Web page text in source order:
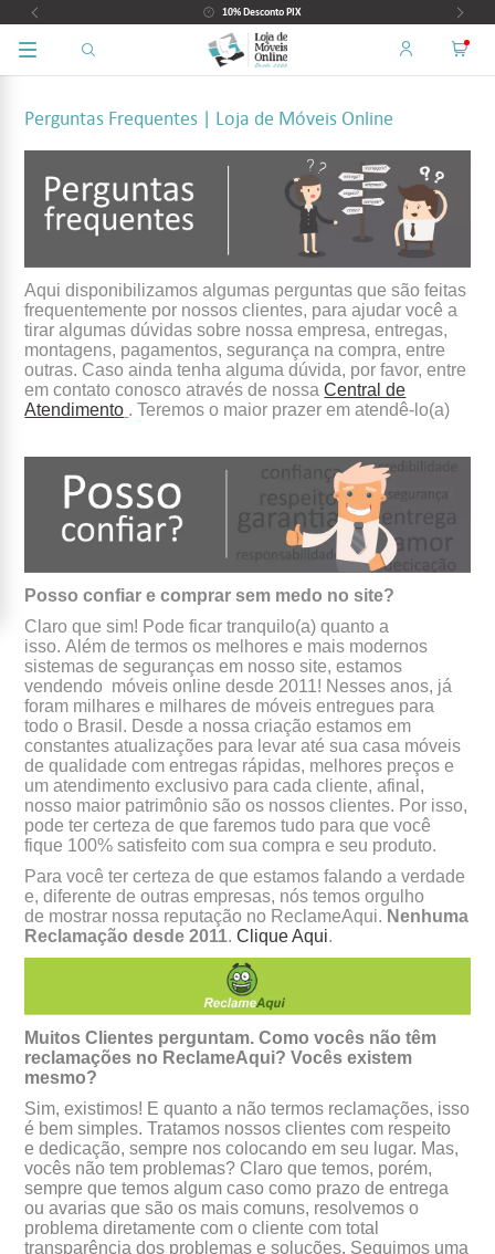
10% Desconto PIX
Perguntas Frequentes | Loja de Móveis Online
Aqui disponibilizamos algumas perguntas que são feitas
frequentemente por nossos clientes, para ajudar você a
tirar algumas dúvidas sobre nossa empresa, entregas,
montagens, pagamentos, segurança na compra, entre
outras. Caso ainda tenha alguma dúvida, por favor, entre
em contato conosco através de nossaCentral de
Atendimento . Teremos o maior prazer em atendê-lo(a)
Posso confiar e comprar sem medo no site?
Claro que sim! Pode ficar tranquilo(a) quanto a
isso. Além de termos os melhores e mais modernos
sistemas de seguranças em nosso site, estamos
vendendo móveis online desde 2011! Nesses anos, j
foram milhares e milhares de móveis entregues para
todo o Brasil. Desde a nossa criação estamos em
constantes atualizações para levar até sua casa móveis
de qualidade com entregas rápidas, melhores preços e
um atendimento exclusivo para cada cliente, afinal,
nosso maior patrimônio são os nossos clientes. Por isso,
pode ter certeza de que faremos tudo para que você
fique 100% satisfeito com sua compra e seu produto.
Para você ter certeza de que estamos falando a verdade
e, diferente de outras empresas, nós temos orgulho
de mostrar nossa reputação no ReclameAqui. Nenhuma
Reclamação desde 2011.Clique Aqui.
Muitos Clientes perguntam. Como vocês não têm
reclamações no ReclameAqui? Vocês existem
mesmo?
Sim, existimos! E quanto a não termos reclamações, isso
é bem simples. Tratamos nossos clientes com respeito
e dedicação, sempre nos colocando em seu lugar. Mas,
vocês não tem problemas? Claro que temos, porém,
sempre que temos algum caso como prazo de entrega
ou avarias que são os mais comuns, resolvemos o
problema diretamente com o cliente com total
transparência dos problemas e soluções. Seguimos uma